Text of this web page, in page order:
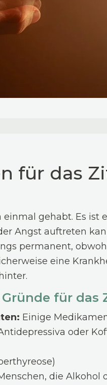
für das
gehabt. Es ist
Angst auftreten
permanent,
eine
für das
Einige
oder
die Alkohol